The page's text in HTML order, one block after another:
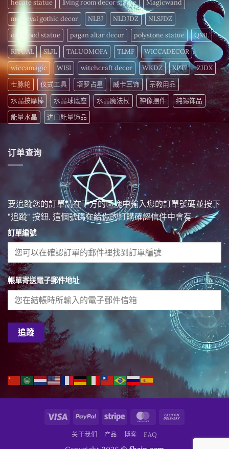
hecate statue
living room decor statue
Magicwand
medieval gothic decor
NLBJ NLDJDZ
NLSJDZ
oak wood statue
pagan altar decor polystone statue
QML
RITUAL
SLJL TALUOMOFA TLMF
WICCADECOR
wiccamagic
WISI witchcraft decor WKDZ XPTJ
ZJDX
七脉轮
仪式工具 塔罗占星 威卡耳饰
宗教用品
水晶按摩棒
水晶球底座 水晶魔法杖 神像摆件
纯锡饰品
能量水晶
进口能量饰品
订单查询
要追蹤您的訂單請在下方的區塊中輸入您的訂單號碼並按下
"追蹤" 按鈕. 這個號碼在給你的訂購確認信件中會有
訂單編號
帳單寄送電子郵件地址
追蹤
Visa PayPal Stripe MasterCard
Delivery
关于我们 产品 博客 FAQ